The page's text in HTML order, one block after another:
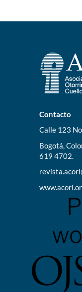
Contacto
Calle 123
Bogotá,
619 4702.